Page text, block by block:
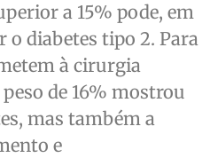
a 15% pode, em
o diabetes tipo 2. Para
à cirurgia
de 16% mostrou
mas também a
e